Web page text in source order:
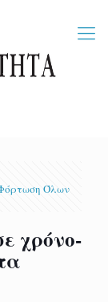
Όλων
χρόνο-